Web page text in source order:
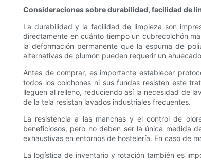
Consideraciones sobre durabilidad, facilidad de
La durabilidad y la facilidad de limpieza son
directamente en cuánto tiempo un cubrecolchón
la deformación permanente que la espuma de
alternativas de plumón pueden requerir un
Antes de comprar, es importante establecer
todos los colchones ni sus fundas resisten este
lleguen al relleno, reduciendo así la necesidad de
de la tela resistan lavados industriales frecuentes.
La resistencia a las manchas y el control de
beneficiosos, pero no deben ser la única medida
exhaustivas en entornos de hostelería. En caso de
La logística de inventario y rotación también es